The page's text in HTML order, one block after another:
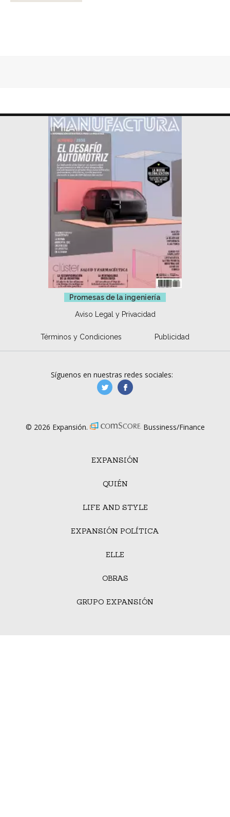
Promesas de la ingeniería
Aviso Legal y Privacidad
Términos y Condiciones Publicidad
EXPANSIÓN
QUIÉN
LIFE AND STYLE
EXPANSIÓN POLÍTICA
ELLE
OBRAS
GRUPO EXPANSIÓN
Síguenos en nuestras redes sociales:
manufacturaGE
© 2026 Expansión. Bussiness/Finance